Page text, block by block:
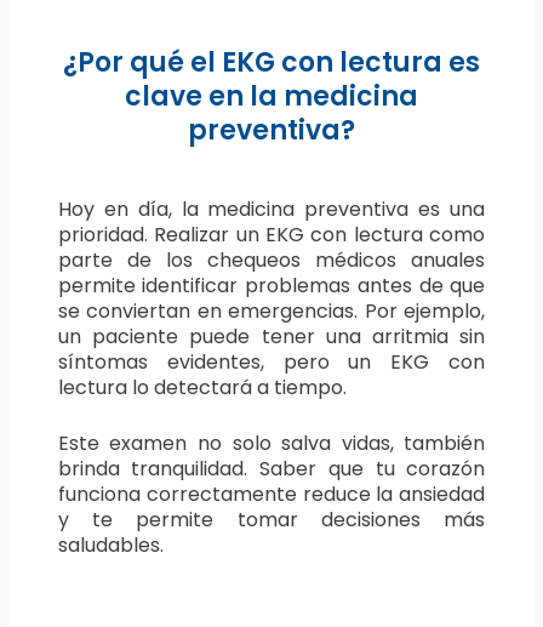
¿Por qué el EKG con lectura es
clave en la medicina
preventiva?
Hoy en día, la medicina preventiva es una
prioridad. Realizar un EKG con lectura como
parte de los chequeos médicos anuales
permite identificar problemas antes de que
se conviertan en emergencias. Por ejemplo,
un paciente puede tener una arritmia sin
síntomas evidentes, pero un EKG con
lectura lo detectará a tiempo.
Este examen no solo salva vidas, también
brinda tranquilidad. Saber que tu corazón
funciona correctamente reduce la ansiedad
y te permite tomar decisiones más
saludables.